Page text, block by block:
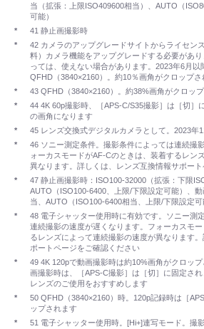
当（拡張：上限ISO409600相当）、AUTO（
可能）
*
41 静止画撮影時
*
42 カメラのアップグレードサイトからライセン
料）カメラ機能をアップグレードする必要があ
っては、使えない場合があります。2023年6月以
QFHD（3840×2160）。約10％画角がクロップさ
*
43 QFHD（3840×2160）。約38%画角がクロッ
*
44 4K 60p撮影時、［APS-C/S35撮影］は［切］
の画角になります
*
45 レンズ交換式デジタルカメラとして。2023年
*
46 ソニー測定条件。撮影条件によっては連続撮
ォーカスモードがAF-Cのときは、装着するレン
異なります。詳しくは、レンズ互換情報サポー
*
47 静止画撮影時：ISO100-32000（拡張：下限
AUTO（ISO100-6400、上限/下限設定可能）、
当、AUTO（ISO100-6400相当、上限/下限設定可
*
48 電子シャッター使用時に有効です。ソニー測
連続撮影の速度が遅くなります。フォーカスモ
るレンズによって連続撮影の速度が異なります
ポートページをご確認ください
*
49 4K 120pで動画撮影時は約10%画角がクロッ
画撮影時は、［APS-C撮影］は［切］に固定さ
レンズのご使用をおすすめします
*
50 QFHD（3840×2160）時。120p記録時は［
ップされます
*
51 電子シャッター使用時。[Hi+]連写モード。撮